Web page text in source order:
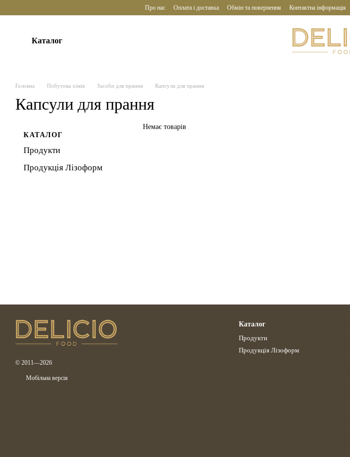
Про нас Оплата і доставка Обмін та повернення Контактна інформація
Каталог
Головна Побутова хімія Засоби для прання Капсули для прання
Капсули для прання
Немає товарів
КАТАЛОГ
Продукти
Продукція Лізоформ
© 2011—2026
Мобільна версія
Каталог
Продукти
Продукція Лізоформ